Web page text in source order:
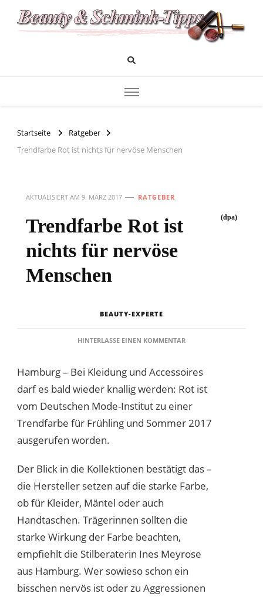
Beauty und Schminktipps
Startseite
Ratgeber
Trendfarbe Rot ist nichts für nervöse Menschen
AKTUALISIERT AM 9. MÄRZ 2017 RATGEBER
Trendfarbe Rot ist
nichts für nervöse
Menschen
(dpa)
BEAUTY-EXPERTE
HINTERLASSE EINEN KOMMENTARZU
IST
NICHTS
FÜR
NERVÖSE
Hamburg – Bei Kleidung und Accessoires
darf es bald wieder knallig werden: Rot ist
vom Deutschen Mode-Institut zu einer
Trendfarbe für Frühling und Sommer 2017
ausgerufen worden.
Der Blick in die Kollektionen bestätigt das –
die Hersteller setzen auf die starke Farbe,
ob für Kleider, Mäntel oder auch
Handtaschen. Trägerinnen sollten die
starke Wirkung der Farbe beachten,
empfiehlt die Stilberaterin Ines Meyrose
aus Hamburg. Wer sowieso schon ein
bisschen nervös ist oder zu Aggressionen